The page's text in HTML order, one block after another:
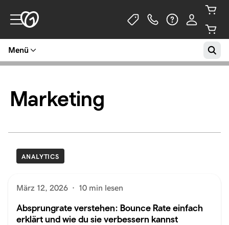
Menü
Marketing
ANALYTICS
März 12, 2026 · 10 min lesen
Absprungrate verstehen: Bounce Rate einfach
erklärt und wie du sie verbessern kannst